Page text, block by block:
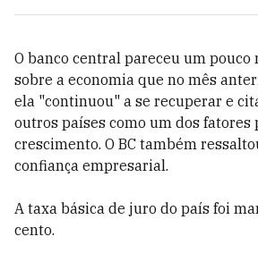
O banco central pareceu um
sobre a economia que no mês
ela "continuou" a se recuperar e
outros países como um dos fatores
crescimento. O BC também
confiança empresarial.
A taxa básica de juro do país foi
cento.